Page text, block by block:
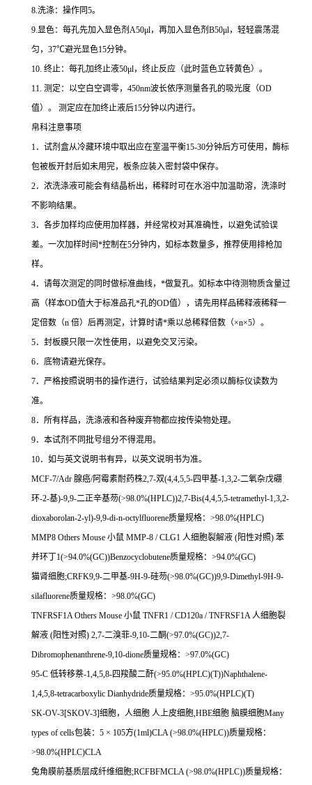
8.洗涤：操作同 5。
9.显色：每孔先加入显色剂 A50μl，再加入显色剂 B50μl，轻轻震荡混
匀， 37℃避光显色15分钟。
10. 终止：每孔加终止液50μl，终止反应（此时蓝色立转黄色）。
11. 测定：以空白空调零， 450nm波长依序测量各孔的吸光度（OD
值）。
测定应在加终止液后15分钟以内进行。
帛科注意事项
1．试剂盒从冷藏环境中取出应在室温平衡15-30分钟后方可使用，酶标
包被板开封后如未用完，板条应装入密封袋中保存。
2．浓洗涤液可能会有结晶析出，稀释时可在水浴中加温助溶，洗涤时
不影响结果。
3．各步加样均应使用加样器，并经常校对其准确性，以避免试验误
差。一次加样时间 *控制在5分钟内，如标本数量多，推荐使用排枪加
样。
4．请每次测定的同时做标准曲线， *做复孔。如标本中待测物质含量过
高（样本OD值大于标准品孔*孔的OD值），请先用样品稀释液稀释一
定倍数（n 倍）后再测定，计算时请*乘以总稀释倍数（×n×5）。
5．封板膜只限一次性使用，以避免交叉污染。
6．底物请避光保存。
7．严格按照说明书的操作进行，试验结果判定必须以酶标仪读数为
准。
8．所有样品，洗涤液和各种废弃物都应按传染物处理。
9．本试剂不同批号组分不得混用。
10．如与英文说明书有异，以英文说明书为准。
MCF-7/Adr 腺癌/阿霉素耐药株2,7-双(4,4,5,5-四甲基-1,3,2-二氧杂戊硼
环-2-基)-9,9-二正辛基芴(>98.0%(HPLC))2,7-Bis(4,4,5,5-tetramethyl-1,3,2-
dioxaborolan-2-yl)-9,9-di-n-octylfluorene质量规格： >98.0%(HPLC)
MMP8 Others Mouse 小鼠 MMP-8 / CLG1 人细胞裂解液 (阳性对照) 苯
并环丁 1(>94.0%(GC))Benzocyclobutene质量规格： >94.0%(GC)
猫肾细胞;CRFK9,9-二甲基-9H-9-硅芴(>98.0%(GC))9,9-Dimethyl-9H-9-
silafluorene质量规格： >98.0%(GC)
TNFRSF1A Others Mouse 小鼠 TNFR1 / CD120a / TNFRSF1A人细胞裂
解液 (阳性对照) 2,7-二溴菲-9,10-二酮(>97.0%(GC))2,7-
Dibromophenanthrene-9,10-dione质量规格： >97.0%(GC)
95-C 低转移萘-1,4,5,8-四羧酸二酐(>95.0%(HPLC)(T))Naphthalene-
1,4,5,8-tetracarboxylic Dianhydride质量规格： >95.0%(HPLC)(T)
SK-OV-3[SKOV-3]细胞，人细胞 人上皮细胞,HBE细胞 脑膜细胞Many
types of cells包装： 5 × 105方(1ml)CLA (>98.0%(HPLC))质量规格：
>98.0%(HPLC)CLA
兔角膜前基质层成纤维细胞;RCFBFMCLA (>98.0%(HPLC))质量规格：